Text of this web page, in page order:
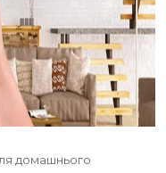
домашнього